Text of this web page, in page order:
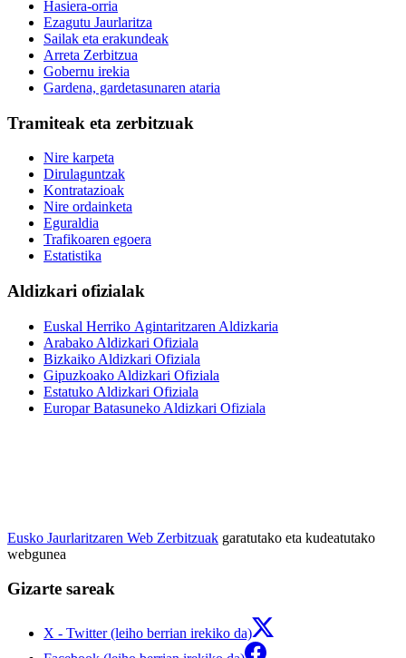
Hasiera-orria
Ezagutu Jaurlaritza
Sailak eta erakundeak
Arreta Zerbitzua
Gobernu irekia
Gardena, gardetasunaren ataria
Tramiteak eta zerbitzuak
Nire karpeta
Dirulaguntzak
Kontratazioak
Nire ordainketa
Eguraldia
Trafikoaren egoera
Estatistika
Aldizkari ofizialak
Euskal Herriko Agintaritzaren Aldizkaria
Arabako Aldizkari Ofiziala
Bizkaiko Aldizkari Ofiziala
Gipuzkoako Aldizkari Ofiziala
Estatuko Aldizkari Ofiziala
Europar Batasuneko Aldizkari Ofiziala
Eusko Jaurlaritzaren Web Zerbitzuak garatutako eta kudeatutako
webgunea
Gizarte sareak
X - Twitter (leiho berrian irekiko da)